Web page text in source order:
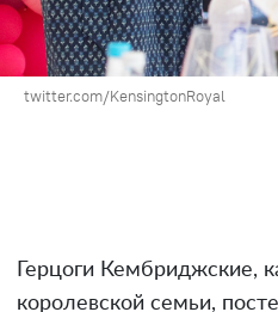
twitter.com/KensingtonRoyal
Герцоги Кембриджские,
королевской семьи,